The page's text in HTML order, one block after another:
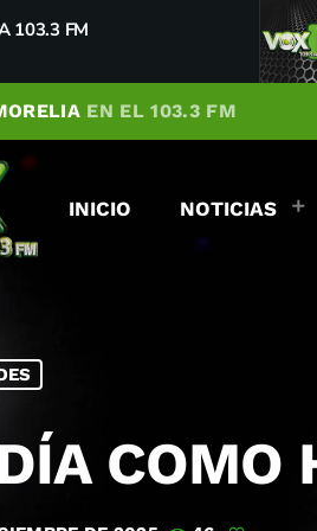
103.3 FM
103.3 FM EN EL 103.3 FM
INICIO NOTICIAS
COMO